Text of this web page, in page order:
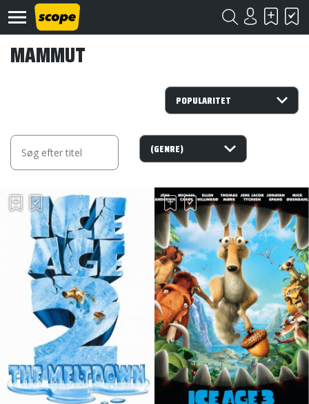
Scope
Kontakt
©
Scope
2020
MAMMUT